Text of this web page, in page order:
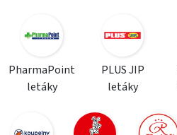
PharmaPoint
letáky
PLUS JIP
letáky